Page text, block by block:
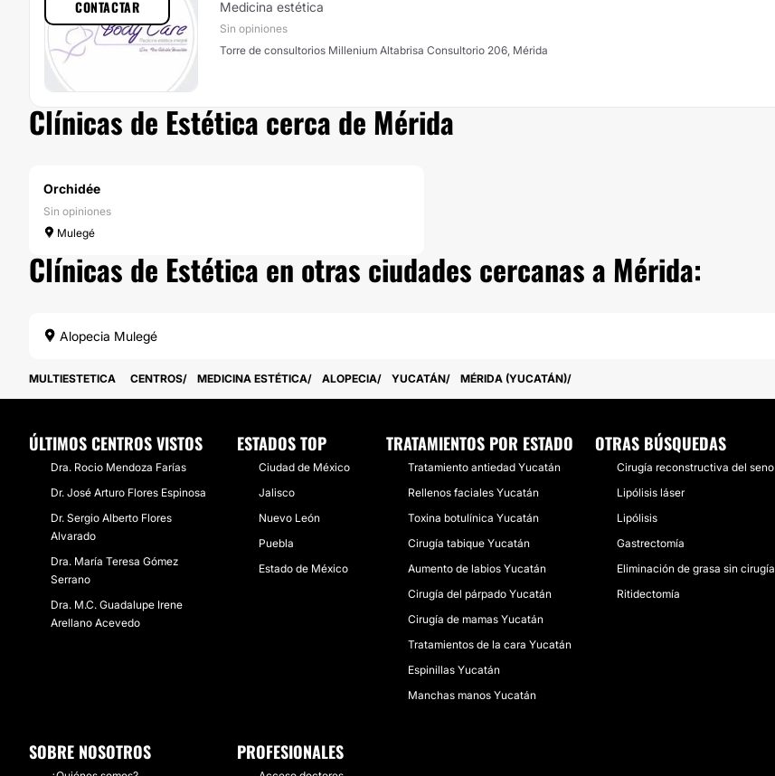
Medicina estética
Sin opiniones
Torre de consultorios Millenium Altabrisa Consultorio 206, Mérida
CONTACTAR
Clínicas de Estética cerca de Mérida
Orchidée
Sin opiniones
Mulegé
Clínicas de Estética en otras ciudades cercanas a Mérida:
Alopecia Mulegé
MULTIESTETICA CENTROS MEDICINA ESTÉTICA ALOPECIA YUCATÁN MÉRIDA (YUCATÁN)
ÚLTIMOS CENTROS VISTOS
Dra. Rocio Mendoza Farías
Dr. José Arturo Flores Espinosa
Dr. Sergio Alberto Flores
Alvarado
Dra. María Teresa Gómez
Serrano
Dra. M.C. Guadalupe Irene
Arellano Acevedo
ESTADOS TOP
Ciudad de México
Jalisco
Nuevo León
Puebla
Estado de México
TRATAMIENTOS POR ESTADO
Tratamiento antiedad Yucatán
Rellenos faciales Yucatán
Toxina botulínica Yucatán
Cirugía tabique Yucatán
Aumento de labios Yucatán
Cirugía del párpado Yucatán
Cirugía de mamas Yucatán
Tratamientos de la cara Yucatán
Espinillas Yucatán
Manchas manos Yucatán
OTRAS BÚSQUEDAS
Cirugía reconstructiva del seno
Lipólisis láser
Lipólisis
Gastrectomía
Eliminación de grasa sin cirugía
Ritidectomía
SOBRE NOSOTROS PROFESIONALES